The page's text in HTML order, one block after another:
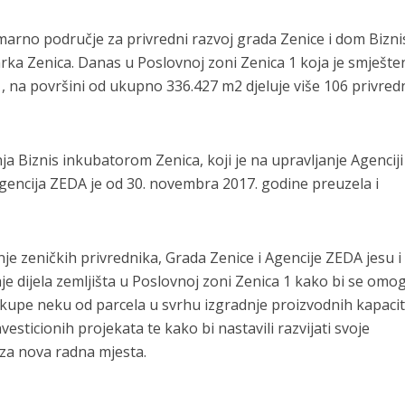
područje za privredni razvoj grada Zenice i dom
Zenica. Danas u Poslovnoj zoni Zenica 1 koja je
na površini od ukupno 336.427 m2 djeluje više 106
Biznis inkubatorom Zenica, koji je na upravljanje Agenciji
ZEDA je od 30. novembra 2017. godine preuzela i
zeničkih privrednika, Grada Zenice i Agencije ZEDA jesu i
dijela zemljišta u Poslovnoj zoni Zenica 1 kako bi se
neku od parcela u svrhu izgradnje proizvodnih
projekata te kako bi nastavili razvijati svoje
nova radna mjesta.